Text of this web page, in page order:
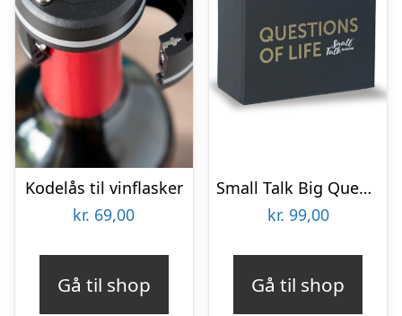
Kodelås til vinflasker
kr. 69,00
Gå til shop
Small Talk Big Questions – Questions of Life
kr. 99,00
Gå til shop